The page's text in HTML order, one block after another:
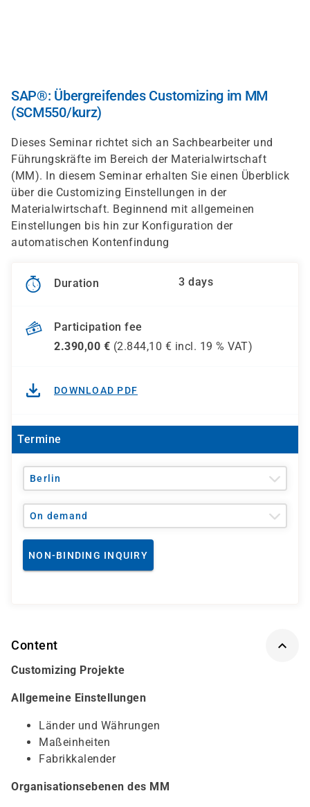
SAP®: Übergreifendes Customizing im MM
(SCM550/kurz)
Dieses Seminar richtet sich an Sachbearbeiter und
Führungskräfte im Bereich der Materialwirtschaft
(MM). In diesem Seminar erhalten Sie einen Überblick
über die Customizing Einstellungen in der
Materialwirtschaft. Beginnend mit allgemeinen
Einstellungen bis hin zur Konfiguration der
automatischen Kontenfindung
Duration 3 days
Participation fee
2.390,00 € (2.844,10 € incl. 19 % VAT)
DOWNLOAD PDF
Termine
Berlin
On demand
NON-BINDING INQUIRY
Content
Customizing Projekte
Allgemeine Einstellungen
Länder und Währungen
Maßeinheiten
Fabrikkalender
Organisationsebenen des MM